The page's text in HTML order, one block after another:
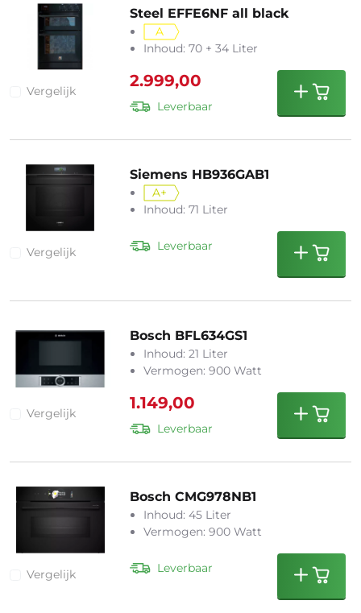
Vergelijk
Steel EFFE6NF all black
A
Inhoud: 70 + 34 Liter
2.999,00
Leverbaar
Vergelijk
Siemens HB936GAB1
A+
Inhoud: 71 Liter
Leverbaar
Vergelijk
Bosch BFL634GS1
Inhoud: 21 Liter
Vermogen: 900 Watt
1.149,00
Leverbaar
Vergelijk
Bosch CMG978NB1
Inhoud: 45 Liter
Vermogen: 900 Watt
Leverbaar